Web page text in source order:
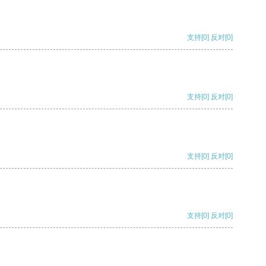
支持[0] 反对[0]
支持[0] 反对[0]
支持[0] 反对[0]
支持[0] 反对[0]